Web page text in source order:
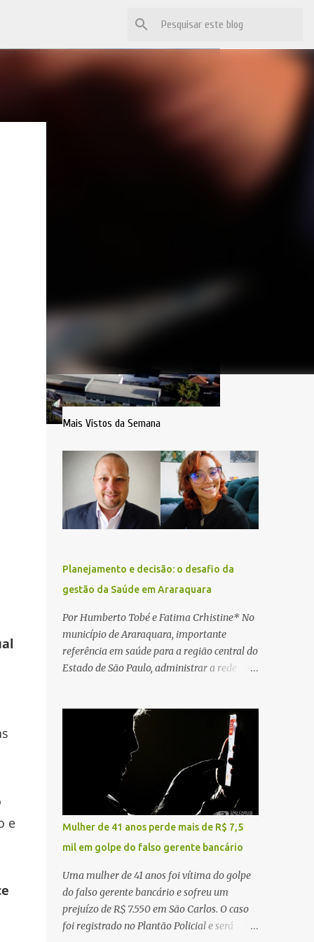
e
Mais Vistos da Semana
Planejamento e decisão: o desafio da
gestão da Saúde em Araraquara
Por Humberto Tobé e Fatima Crhistine* No
município de Araraquara, importante
referência em saúde para a região central do
Estado de São Paulo, administrar a rede
A cidade concentra hospitais, unidades
especializadas e serviços de média e alta
complexidade que atendem pacientes não
apenas do município, mas também de
diversas cidades do entorno, ampliando
significativamente a responsabilidade da
gestão sobre o Sistema Único de Saúde
(SUS). Nos últimos anos, o Governo Federal
tem ampliado investimentos destinados ao
fortalecimento da atenção básica, da
infraestrutura hospitalar e da
regionalização dos serviços de saúde.
Entretanto, em um cenário de demandas
Mulher de 41 anos perde mais de R$ 7,5
mil em golpe do falso gerente bancário
Uma mulher de 41 anos foi vítima do golpe
do falso gerente bancário e sofreu um
prejuízo de R$ 7.550 em São Carlos. O caso
foi registrado no Plantão Policial e será